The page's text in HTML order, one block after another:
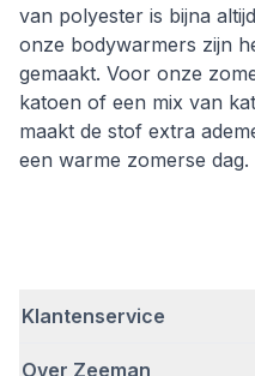
van polyester is bijna
onze bodywarmers zijn
gemaakt. Voor onze
katoen of een mix van
maakt de stof extra
een warme zomerse dag.
Klantenservice
Over Zeeman